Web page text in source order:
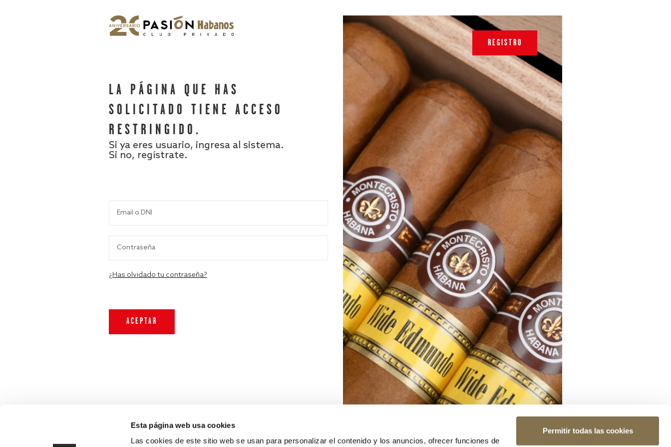
Esta página web usa cookies
Las cookies de este sitio web se usan para personalizar el contenido y los anuncios, ofrecer funciones de
Permitir todas las cookies
LA PÁGINA QUE HAS
SOLICITADO TIENE ACCESO
RESTRINGIDO.
Si ya eres usuario, ingresa al sistema.
Si no, regístrate.
¿Has olvidado tu contraseña?
REGISTRO